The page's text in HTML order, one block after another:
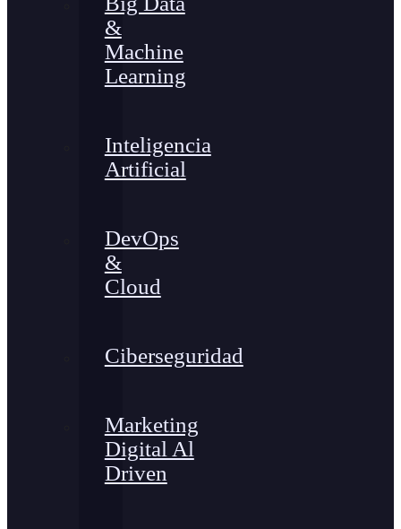
&
Machine
Learning
Inteligencia
Artificial
DevOps
&
Cloud
Ciberseguridad
Marketing
Digital Al
Driven